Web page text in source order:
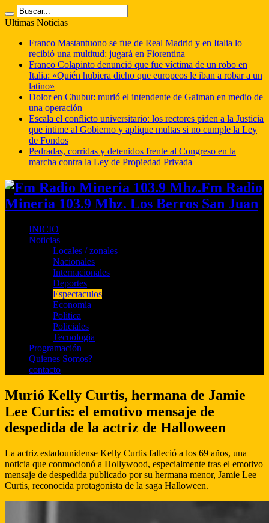
Ultimas Noticias
Franco Mastantuono se fue de Real Madrid y en Italia lo
recibió una multitud: jugará en Fiorentina
Franco Colapinto denunció que fue víctima de un robo en
Italia: «Quién hubiera dicho que europeos le iban a robar a un
latino»
Dolor en Chubut: murió el intendente de Gaiman en medio de
una operación
Escala el conflicto universitario: los rectores piden a la Justicia
que intime al Gobierno y aplique multas si no cumple la Ley
de Fondos
Pedradas, corridas y detenidos frente al Congreso en la
marcha contra la Ley de Propiedad Privada
Fm Radio
Mineria 103.9 Mhz. Los Berros San Juan
INICIO
Noticias
Locales / zonales
Nacionales
Internacionales
Deportes
Espectaculos
Economia
Politica
Policiales
Tecnologia
Programación
Quienes Somos?
contacto
Murió Kelly Curtis, hermana de Jamie
Lee Curtis: el emotivo mensaje de
despedida de la actriz de Halloween
La actriz estadounidense Kelly Curtis falleció a los 69 años, una
noticia que conmocionó a Hollywood, especialmente tras el emotivo
mensaje de despedida publicado por su hermana menor, Jamie Lee
Curtis, reconocida protagonista de la saga Halloween.